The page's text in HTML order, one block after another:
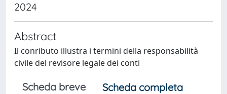
2024
Abstract
Il conributo illustra i termini della responsabilità
civile del revisore legale dei conti
Scheda breve
Scheda completa